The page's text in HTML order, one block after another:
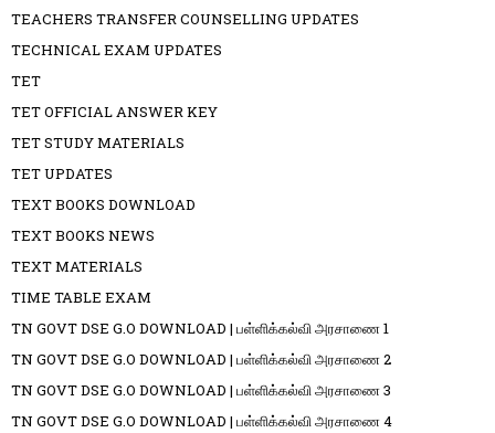
TEACHERS TRANSFER COUNSELLING UPDATES
TECHNICAL EXAM UPDATES
TET
TET OFFICIAL ANSWER KEY
TET STUDY MATERIALS
TET UPDATES
TEXT BOOKS DOWNLOAD
TEXT BOOKS NEWS
TEXT MATERIALS
TIME TABLE EXAM
TN GOVT DSE G.O DOWNLOAD | பள்ளிக்கல்வி அரசாணை 1
TN GOVT DSE G.O DOWNLOAD | பள்ளிக்கல்வி அரசாணை 2
TN GOVT DSE G.O DOWNLOAD | பள்ளிக்கல்வி அரசாணை 3
TN GOVT DSE G.O DOWNLOAD | பள்ளிக்கல்வி அரசாணை 4